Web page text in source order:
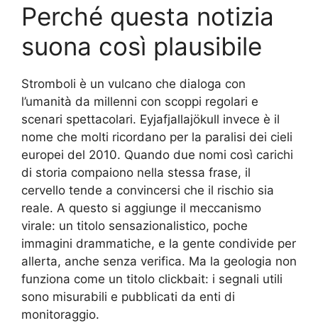
Perché questa notizia
suona così plausibile
Stromboli è un vulcano che dialoga con
l’umanità da millenni con scoppi regolari e
scenari spettacolari. Eyjafjallajökull invece è il
nome che molti ricordano per la paralisi dei cieli
europei del 2010. Quando due nomi così carichi
di storia compaiono nella stessa frase, il
cervello tende a convincersi che il rischio sia
reale. A questo si aggiunge il meccanismo
virale: un titolo sensazionalistico, poche
immagini drammatiche, e la gente condivide per
allerta, anche senza verifica. Ma la geologia non
funziona come un titolo clickbait: i segnali utili
sono misurabili e pubblicati da enti di
monitoraggio.